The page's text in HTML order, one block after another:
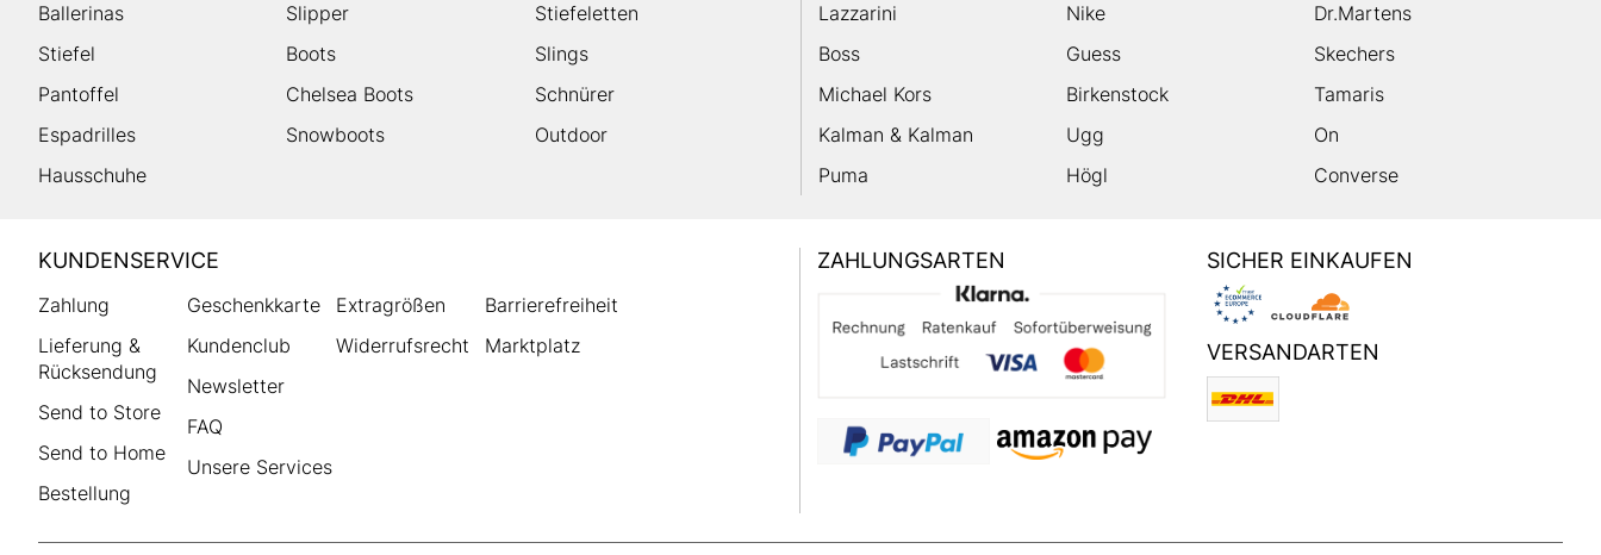
Ballerinas
Slipper
Stiefeletten
Stiefel
Boots
Slings
Pantoffel
Chelsea Boots
Schnürer
Espadrilles
Snowboots
Outdoor
Hausschuhe
Lazzarini
Nike
Dr.Martens
Boss
Guess
Skechers
Michael Kors
Birkenstock
Tamaris
Kalman & Kalman
Ugg
On
Puma
Högl Converse
HUMANIC
Footer
KUNDENSERVICE
Zahlung
Lieferung &
Rücksendung
Send to Store
Send to Home
Bestellung
Geschenkkarte
Kundenclub
Newsletter
FAQ
Unsere Services
Extragrößen
Widerrufsrecht
Barrierefreiheit
Marktplatz
ZAHLUNGSARTEN SICHER EINKAUFEN
VERSANDARTEN